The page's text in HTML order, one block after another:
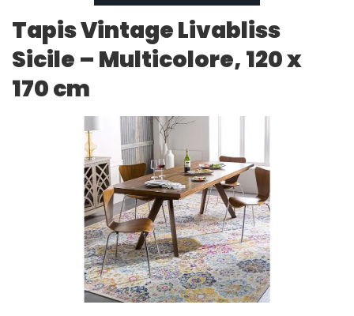
Tapis Vintage Livabliss
Sicile – Multicolore, 120 x
170 cm